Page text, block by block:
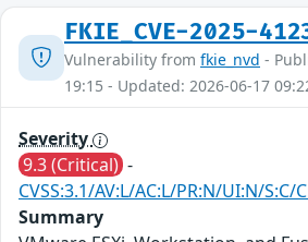
FKIE_CVE-2025-
Vulnerability from fkie_nvd -
19:15 - Updated: 2026-06-17
Severity
9.3 (Critical) -
CVSS:3.1/AV:L/AC:L/PR:N/UI:N/S:C/
Summary